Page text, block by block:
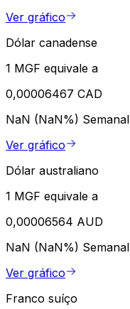
Ver gráfico
Dólar canadense
1 MGF equivale a
0,00006467 CAD
NaN (NaN%) Semanal
Ver gráfico
Dólar australiano
1 MGF equivale a
0,00006564 AUD
NaN (NaN%) Semanal
Ver gráfico
Franco suíço